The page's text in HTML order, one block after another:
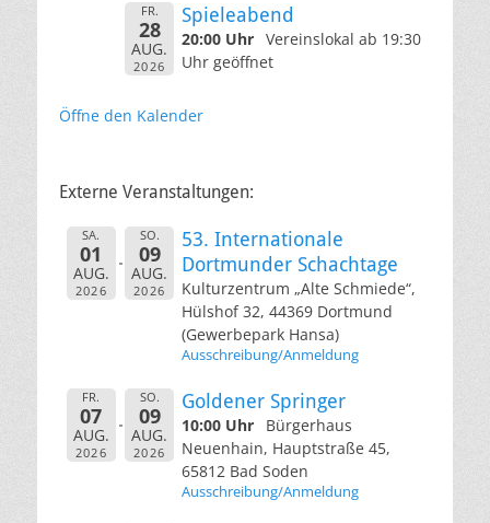
FR.
28
AUG.
2026
Spieleabend
20:00 Uhr Vereinslokal ab 19:30
Uhr geöffnet
Öffne den Kalender
Externe Veranstaltungen:
SA.
01
AUG.
2026
SO.
09
AUG.
2026
53. Internationale
Dortmunder Schachtage
Kulturzentrum „Alte Schmiede“,
Hülshof 32, 44369 Dortmund
(Gewerbepark Hansa)
Ausschreibung/Anmeldung
FR.
07
AUG.
2026
SO.
09
AUG.
2026
Goldener Springer
10:00 Uhr
Bürgerhaus
Neuenhain, Hauptstraße 45,
65812 Bad Soden
Ausschreibung/Anmeldung